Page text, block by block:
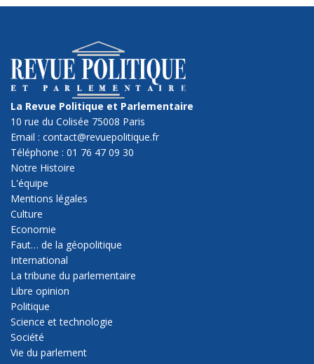
La Revue Politique et Parlementaire
10 rue du Colisée 75008 Paris
Email : contact@revuepolitique.fr
Téléphone : 01 76 47 09 30
Notre Histoire
L'équipe
Mentions légales
Culture
Economie
Faut… de la géopolitique
International
La tribune du parlementaire
Libre opinion
Politique
Science et technologie
Société
Vie du parlement